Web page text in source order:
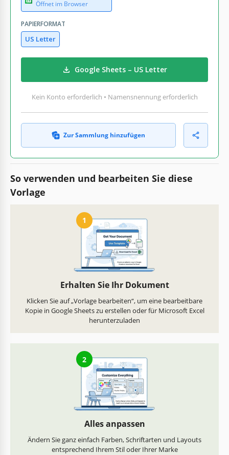
Öffnet im Browser
PAPIERFORMAT
US Letter
Google Sheets – US Letter
Kein Konto erforderlich • Namensnennung erforderlich
Zur Sammlung hinzufügen
So verwenden und bearbeiten Sie diese
Vorlage
1
Erhalten Sie Ihr Dokument
Klicken Sie auf „Vorlage bearbeiten“, um eine bearbeitbare
Kopie in Google Sheets zu erstellen oder für Microsoft Excel
herunterzuladen
2
Alles anpassen
Ändern Sie ganz einfach Farben, Schriftarten und Layouts
entsprechend Ihrem Stil oder Ihrer Marke